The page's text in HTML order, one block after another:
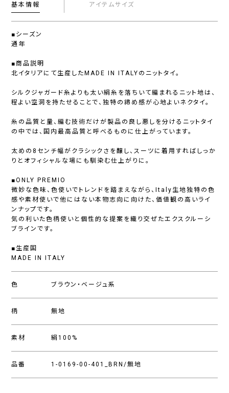
基本情報 アイテムサイズ
■シーズン
通年
■商品説明
北イタリアにて生産したMADE IN ITALYのニットタイ。
シルクジャガード糸よりも太い絹糸を落ちいて編まれるニット地は、
程よい空洞を持たせることで、独特の締め感が心地よいネクタイ。
糸の品質と量、編む技術だけが製品の良し悪しを分けるニットタイ
の中では、国内最高品質と呼べるものに仕上がっています。
太めの8センチ幅がクラシックさを醸し、スーツに着用すればしっか
りとオフィシャルな場にも馴染む仕上がりに。
■ONLY PREMIO
微妙な色味、色使いでトレンドを踏まえながら、Italy生地独特の色
感や素材使いで他にはない本物志向に向けた、価値観の高いライ
ンナップです。
気の利いた色柄使いと個性的な提案を織り交ぜたエクスクルーシ
ブラインです。
■生産国
MADE IN ITALY
色 ブラウン・ベージュ系
柄 無地
素材 絹100%
品番 1-0169-00-401_BRN/無地